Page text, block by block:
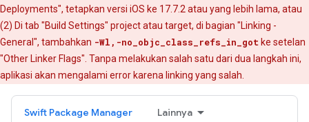
Deployments", tetapkan versi iOS ke 17.7.2 atau yang lebih lama, atau
(2) Di tab "Build Settings" project atau target, di bagian "Linking -
General", tambahkan -Wl,-no_objc_class_refs_in_got ke setelan
"Other Linker Flags". Tanpa melakukan salah satu dari dua langkah ini,
aplikasi akan mengalami error karena linking yang salah.
Swift Package Manager Lainnya